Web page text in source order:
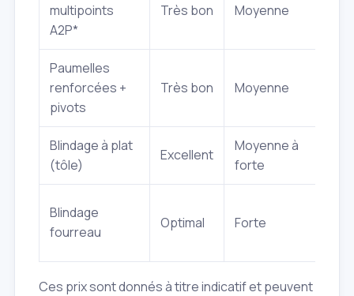
multipoints
A2P*
Très bon Moyenne
Paumelles
renforcées +
pivots
Très bon Moyenne
Blindage à plat
(tôle)
Excellent
Moyenne à
forte
Blindage
fourreau
Optimal Forte
Ces prix sont donnés à titre indicatif et peuvent